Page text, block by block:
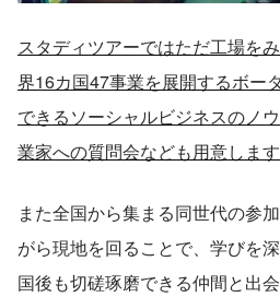
スタディツアーではただ工場を
界16カ国47事業を展開するボー
できるソーシャルビジネスのノ
業家への質問会なども用意します
また全国から集まる同世代の参
がら現地を回ることで、学びを
国後も切磋琢磨できる仲間と出